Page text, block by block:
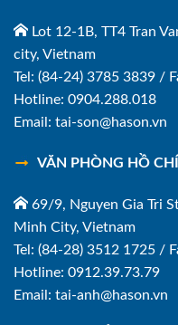
Lot 12-1B, TT4 Tran
city, Vietnam
Tel: (84-24) 3785 3839 /
Hotline: 0904.288.018
Email: tai-son@hason.vn
VĂN PHÒNG HỒ
69/9, Nguyen Gia Tri
Minh City, Vietnam
Tel: (84-28) 3512 1725 /
Hotline: 0912.39.73.79
Email: tai-anh@hason.vn